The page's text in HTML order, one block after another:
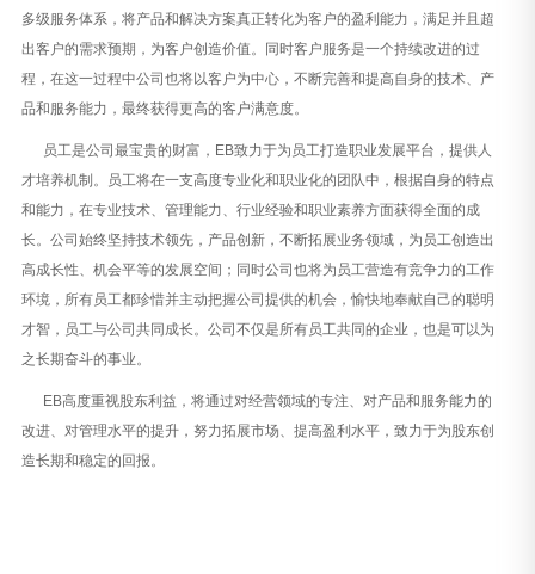
多级服务体系，将产品和解决方案真正转化为客户的盈利能力，满足并且超
出客户的需求预期，为客户创造价值。同时客户服务是一个持续改进的过
程，在这一过程中公司也将以客户为中心，不断完善和提高自身的技术、产
品和服务能力，最终获得更高的客户满意度。
员工是公司最宝贵的财富，EB致力于为员工打造职业发展平台，提供人
才培养机制。员工将在一支高度专业化和职业化的团队中，根据自身的特点
和能力，在专业技术、管理能力、行业经验和职业素养方面获得全面的成
长。公司始终坚持技术领先，产品创新，不断拓展业务领域，为员工创造出
高成长性、机会平等的发展空间；同时公司也将为员工营造有竞争力的工作
环境，所有员工都珍惜并主动把握公司提供的机会，愉快地奉献自己的聪明
才智，员工与公司共同成长。公司不仅是所有员工共同的企业，也是可以为
之长期奋斗的事业。
EB高度重视股东利益，将通过对经营领域的专注、对产品和服务能力的
改进、对管理水平的提升，努力拓展市场、提高盈利水平，致力于为股东创
造长期和稳定的回报。